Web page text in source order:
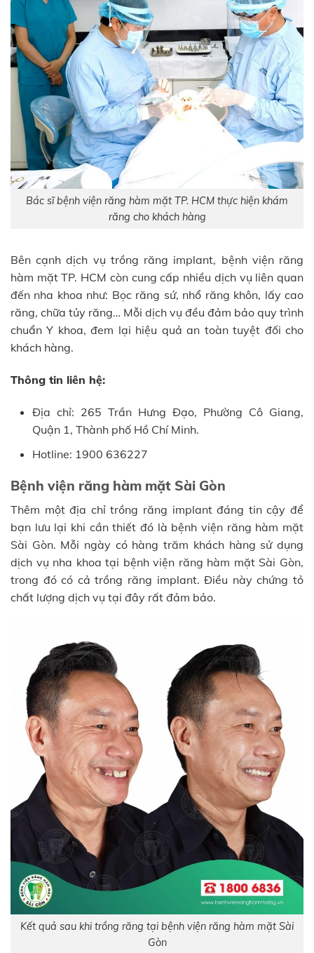
Bác sĩ bệnh viện răng hàm mặt TP. HCM thực hiện khám
răng cho khách hàng
Bên cạnh dịch vụ trồng răng implant, bệnh viện răng
hàm mặt TP. HCM còn cung cấp nhiều dịch vụ liên quan
đến nha khoa như: Bọc răng sứ, nhổ răng khôn, lấy cao
răng, chữa tủy răng… Mỗi dịch vụ đều đảm bảo quy trình
chuẩn Y khoa, đem lại hiệu quả an toàn tuyệt đối cho
khách hàng.
Thông tin liên hệ:
Địa chỉ: 265 Trần Hưng Đạo, Phường Cô Giang,
Quận 1, Thành phố Hồ Chí Minh.
Hotline: 1900 636227
Bệnh viện răng hàm mặt Sài Gòn
Thêm một địa chỉ trồng răng implant đáng tin cậy để
bạn lưu lại khi cần thiết đó là bệnh viện răng hàm mặt
Sài Gòn. Mỗi ngày có hàng trăm khách hàng sử dụng
dịch vụ nha khoa tại bệnh viện răng hàm mặt Sài Gòn,
trong đó có cả trồng răng implant. Điều này chứng tỏ
chất lượng dịch vụ tại đây rất đảm bảo.
Kết quả sau khi trồng răng tại bệnh viện răng hàm mặt Sài
Gòn